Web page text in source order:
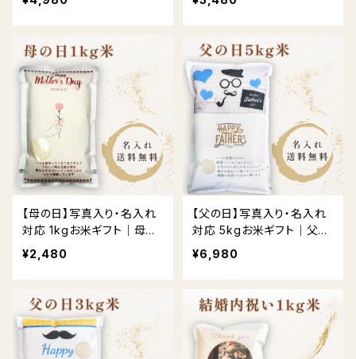
【母の日】写真入り・名入れ
対応 1kgお米ギフト｜母の
日限定デザイン
¥2,480
【父の日】写真入り・名入れ
対応 5kgお米ギフト｜父の
日限定デザイン
¥6,980